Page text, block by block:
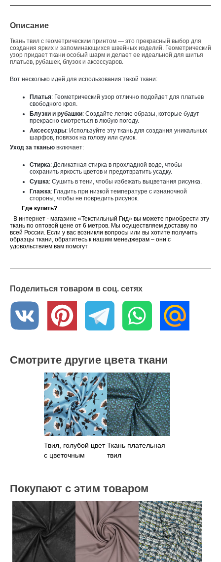
Описание
Ткань твил с геометрическим принтом — это прекрасный выбор для
создания ярких и запоминающихся швейных изделий. Геометрический
узор придает ткани особый шарм и делает ее идеальной для шитья
платьев, рубашек, блузок и аксессуаров.
Вот несколько идей для использования такой ткани:
Платья: Геометрический узор отлично подойдет для платьев
свободного кроя.
Блузки и рубашки: Создайте легкие образы, которые будут
прекрасно смотреться в любую погоду.
Аксессуары: Используйте эту ткань для создания уникальных
шарфов, повязок на голову или сумок.
Уход за тканью включает:
Стирка: Деликатная стирка в прохладной воде, чтобы
сохранить яркость цветов и предотвратить усадку.
Сушка: Сушить в тени, чтобы избежать выцветания рисунка.
Глажка: Гладить при низкой температуре с изнаночной
стороны, чтобы не повредить рисунок.
Где купить?
В интернет - магазине «Текстильный Гид» вы можете приобрести эту
ткань по оптовой цене от 6 метров. Мы осуществляем доставку по
всей России. Если у вас возникли вопросы или вы хотите получить
образцы ткани, обратитесь к нашим менеджерам – они с
удовольствием вам помогут
Поделиться товаром в соц. сетях
Смотрите другие цвета ткани
Твил, голубой цвет
с цветочным
Ткань плательная
твил
Покупают с этим товаром